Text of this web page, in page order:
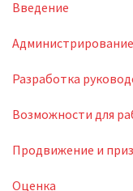
Введение
Разработка
Возможности для
Продвижение и
Оценка